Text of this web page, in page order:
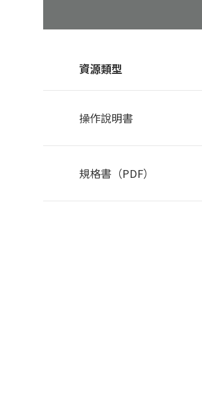
資源類型
操作說明書
規格書（PDF）